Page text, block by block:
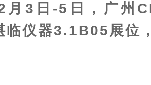
月3日-5日，广州
临仪器3.1B05展位